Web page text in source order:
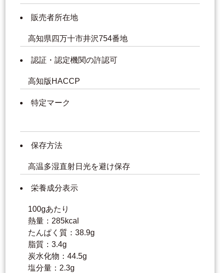
販売者所在地
高知県四万十市井沢754番地
認証・認定機関の許認可
高知版HACCP
特定マーク
保存方法
高温多湿直射日光を避け保存
栄養成分表示
100gあたり
熱量：285kcal
たんぱく質：38.9g
脂質：3.4g
炭水化物：44.5g
塩分量：2.3g